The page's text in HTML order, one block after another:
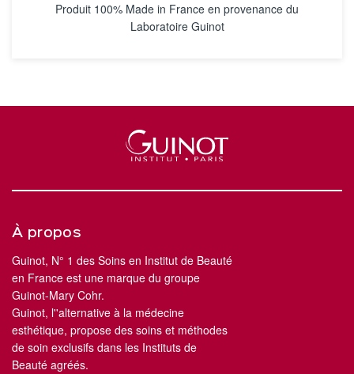
Produit 100% Made in France en provenance du
Laboratoire Guinot
À propos
Guinot, N° 1 des Soins en Institut de Beauté
en France est une marque du groupe
Guinot-Mary Cohr.
Guinot, l''alternative à la médecine
esthétique, propose des soins et méthodes
de soin exclusifs dans les Instituts de
Beauté agréés.